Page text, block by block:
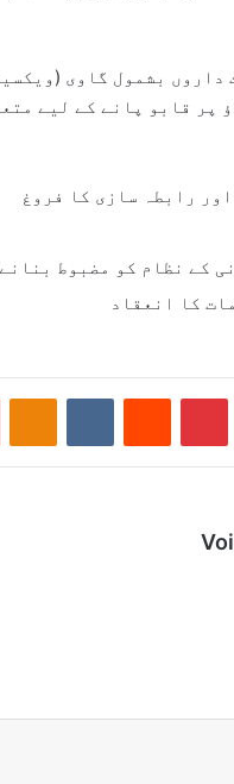
بشمول گاوی
پر قابو پانے کے لیے
رابطہ سازی کا فروغ
کے نظام کو مضبوط
کا انعقاد
VKontakte